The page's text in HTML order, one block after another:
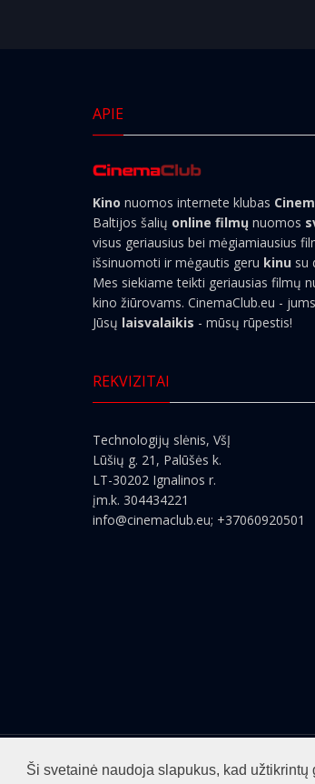
Ši svetainė naudoja slapukus, kad
APIE
Kino nuomos internete klubas
Baltijos šalių online filmų nuomos
visus geriausius bei mėgiamiausius
išsinuomoti ir mėgautis geru kinu su
Mes siekiame teikti geriausias filmų
kino žiūrovams. CinemaClub.eu -
Jūsų laisvalaikis - mūsų rūpestis!
REKVIZITAI
Technologijų slėnis, VšĮ
Lūšių g. 21, Palūšės k.
LT-30202 Ignalinos r.
įm.k. 304434221
info@cinemaclub.eu; +37060920501
Visos teisės saugomos ©2026